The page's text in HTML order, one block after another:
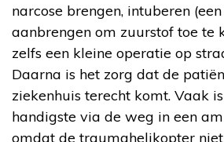
narcose brengen, intuberen
aanbrengen om zuurstof toe te
zelfs een kleine operatie op
Daarna is het zorg dat de
ziekenhuis terecht komt. Vaak
handigste via de weg in een
omdat de traumahelikopter